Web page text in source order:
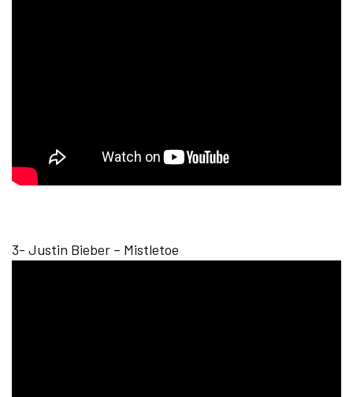
3- Justin Bieber – Mistletoe